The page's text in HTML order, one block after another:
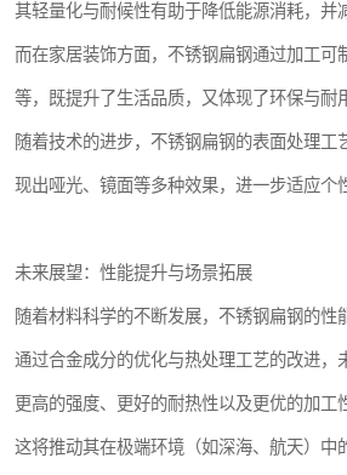
其轻量化与耐候性有助于降低能源消耗，并
而在家居装饰方面，不锈钢扁钢通过加工可
等，既提升了生活品质，又体现了环保与耐
随着技术的进步，不锈钢扁钢的表面处理工
现出哑光、镜面等多种效果，进一步适应个
未来展望：性能提升与场景拓展
随着材料科学的不断发展，不锈钢扁钢的性
通过合金成分的优化与热处理工艺的改进，
更高的强度、更好的耐热性以及更优的加工
这将推动其在极端环境（如深海、航天）中